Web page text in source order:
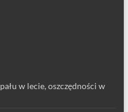
w lecie, oszczędności w